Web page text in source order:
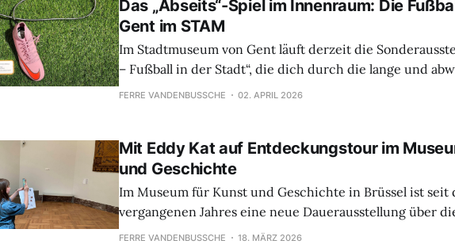
Das „Abseits“-Spiel im Innenraum: Die
Gent im STAM
Im Stadtmuseum von Gent läuft derzeit die
– Fußball in der Stadt“, die dich durch die lange und
Fußballgeschichte der Stadt führt. Und es bleibt nicht
angezogen
FERRE VANDENBUSSCHE 02. APRIL 2026
Mit Eddy Kat auf Entdeckungstour im
und Geschichte
Im Museum für Kunst und Geschichte in Brüssel ist seit
vergangenen Jahres eine neue Dauerausstellung über
Kunstgewerbekunst des 19. und 20. Jahrhunderts zu
FERRE VANDENBUSSCHE 18. MÄRZ 2026